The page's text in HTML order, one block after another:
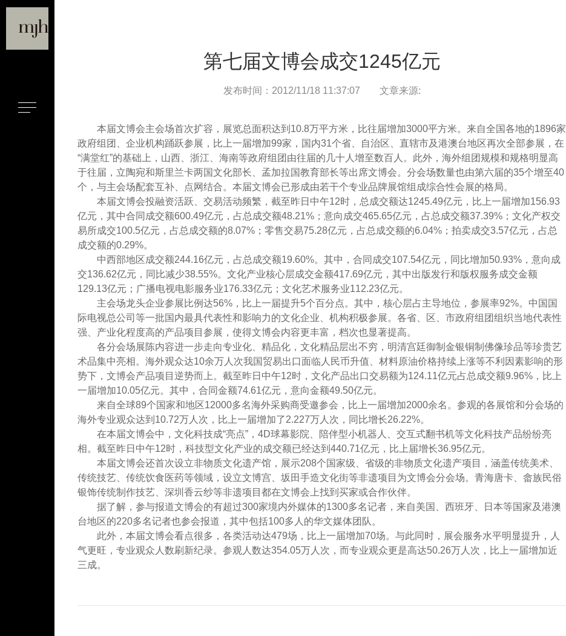
新闻中心
新闻/ 动态/
公艺文化
公益/ 艺术馆/
第七届文博会成交1245亿元
发布时间：2012/11/18 11:37:07 文章来源:
本届文博会主会场首次扩容，展览总面积达到10.8万平方米，比往届增加3000平方米。来自全国各地的1896家
政府组团、企业机构踊跃参展，比上一届增加99家，国内31个省、自治区、直辖市及港澳台地区再次全部参展，在
“满堂红”的基础上，山西、浙江、海南等政府组团由往届的几十人增至数百人。此外，海外组团规模和规格明显高
于往届，立陶宛和斯里兰卡两国文化部长、孟加拉国教育部长等出席文博会。分会场数量也由第六届的35个增至40
个，与主会场配套互补、点网结合。本届文博会已形成由若干个专业品牌展馆组成综合性会展的格局。
本届文博会投融资活跃、交易活动频繁，截至昨日中午12时，总成交额达1245.49亿元，比上一届增加156.93
亿元，其中合同成交额600.49亿元，占总成交额48.21%；意向成交465.65亿元，占总成交额37.39%；文化产权交
易所成交100.5亿元，占总成交额的8.07%；零售交易75.28亿元，占总成交额的6.04%；拍卖成交3.57亿元，占总
成交额的0.29%。
中西部地区成交额244.16亿元，占总成交额19.60%。其中，合同成交107.54亿元，同比增加50.93%，意向成
交136.62亿元，同比减少38.55%。文化产业核心层成交金额417.69亿元，其中出版发行和版权服务成交金额
129.13亿元；广播电视电影服务业176.33亿元；文化艺术服务业112.23亿元。
主会场龙头企业参展比例达56%，比上一届提升5个百分点。其中，核心层占主导地位，参展率92%。中国国
际电视总公司等一批国内最具代表性和影响力的文化企业、机构积极参展。各省、区、市政府组团组织当地代表性
强、产业化程度高的产品项目参展，使得文博会内容更丰富，档次也显著提高。
各分会场展陈内容进一步走向专业化、精品化，文化精品层出不穷，明清宫廷御制金银铜制佛像珍品等珍贵艺
术品集中亮相。海外观众达10余万人次我国贸易出口面临人民币升值、材料原油价格持续上涨等不利因素影响的形
势下，文博会产品项目逆势而上。截至昨日中午12时，文化产品出口交易额为124.11亿元占总成交额9.96%，比上
一届增加10.05亿元。其中，合同金额74.61亿元，意向金额49.50亿元。
来自全球89个国家和地区12000多名海外采购商受邀参会，比上一届增加2000余名。参观的各展馆和分会场的
海外专业观众达到10.72万人次，比上一届增加了2.227万人次，同比增长26.22%。
在本届文博会中，文化科技成“亮点”，4D球幕影院、陪伴型小机器人、交互式翻书机等文化科技产品纷纷亮
相。截至昨日中午12时，科技型文化产业的成交额已经达到440.71亿元，比上届增长36.95亿元。
本届文博会还首次设立非物质文化遗产馆，展示208个国家级、省级的非物质文化遗产项目，涵盖传统美术、
传统技艺、传统饮食医药等领域，设立文博宫、坂田手造文化街等非遗项目为文博会分会场。青海唐卡、畲族民俗
银饰传统制作技艺、深圳香云纱等非遗项目都在文博会上找到买家或合作伙伴。
据了解，参与报道文博会的有超过300家境内外媒体的1300多名记者，来自美国、西班牙、日本等国家及港澳
台地区的220多名记者也参会报道，其中包括100多人的华文媒体团队。
此外，本届文博会看点很多，各类活动达479场，比上一届增加70场。与此同时，展会服务水平明显提升，人
气更旺，专业观众人数刷新纪录。参观人数达354.05万人次，而专业观众更是高达50.26万人次，比上一届增加近
三成。